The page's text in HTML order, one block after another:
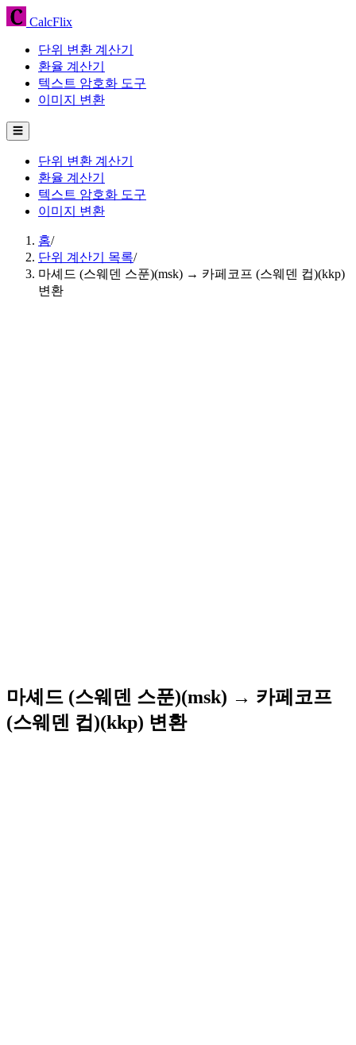
CalcFlix
단위 변환 계산기
환율 계산기
텍스트 암호화 도구
이미지 변환
☰
단위 변환 계산기
환율 계산기
텍스트 암호화 도구
이미지 변환
홈/
단위 계산기 목록/
마셰드 (스웨덴 스푼)(msk) → 카페코프 (스웨덴 컵)(kkp)
변환
마셰드 (스웨덴 스푼)(msk) → 카페코프
(스웨덴 컵)(kkp) 변환